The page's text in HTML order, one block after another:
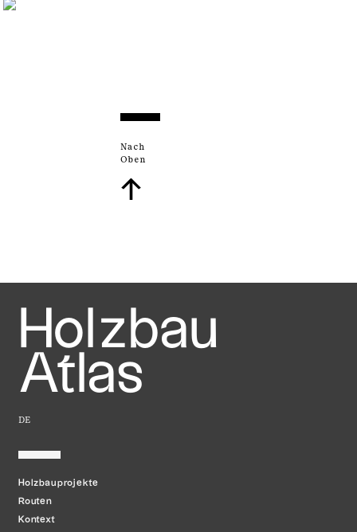
Nach
Oben
↑
Holzbau
Atlas
DE
Holzbauprojekte
Routen
Kontext